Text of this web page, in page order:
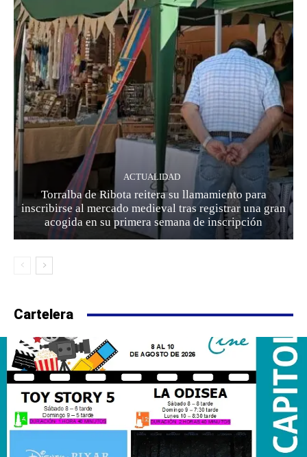
ACTUALIDAD
Torralba de Ribota reitera su llamamiento para
inscribirse al mercado medieval tras registrar una gran
acogida en su primera semana de inscripción
Cartelera